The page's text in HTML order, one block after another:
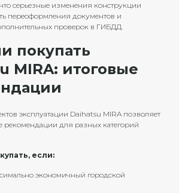
серьезные изменения конструкции
переоформления документов и
проверок в ГИБДД.
покупать
MIRA: итоговые
эксплуатации Daihatsu MIRA позволяет
рекомендации для разных категорий
если:
экономичный городской